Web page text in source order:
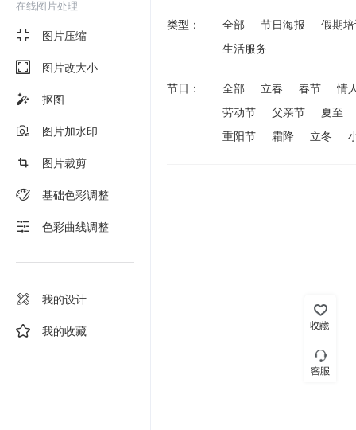
在线图片处理
图片压缩
图片改大小
抠图
图片加水印
图片裁剪
基础色彩调整
色彩曲线调整
我的设计
我的收藏
类型： 全部 节日海报
假期
生活服务
节日： 全部 立春 春节
情
劳动节
父亲节
夏至
重阳节
霜降 立冬